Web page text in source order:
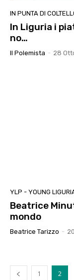
IN PUNTA DI
In Liguria i
no…
Il Polemista - 28
YLP - YOUNG
Beatrice
mondo
Beatrice Tarizzo -
1 2